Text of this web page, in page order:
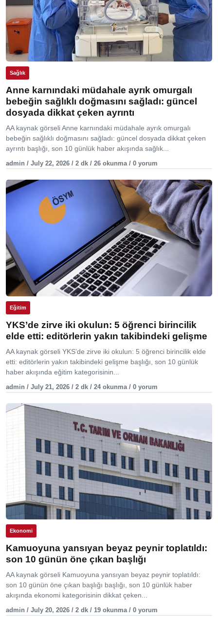
Sağlık
Anne karnındaki müdahale ayrık omurgalı
bebeğin sağlıklı doğmasını sağladı: güncel
dosyada dikkat çeken ayrıntı
AA kaynak görseli Anne karnındaki müdahale ayrık omurgalı
bebeğin sağlıklı doğmasını sağladı: güncel dosyada dikkat çeken
ayrıntı başlığı, son 10 günlük haber akışında sağlık...
admin / July 22, 2026 / 2 dk / 26 okunma / 0 yorum
Eğitim
YKS’de zirve iki okulun: 5 öğrenci birincilik
elde etti: editörlerin yakın takibindeki gelişme
AA kaynak görseli YKS’de zirve iki okulun: 5 öğrenci birincilik elde
etti: editörlerin yakın takibindeki gelişme başlığı, son 10 günlük
haber akışında eğitim kategorisinin...
admin / July 21, 2026 / 2 dk / 24 okunma / 0 yorum
Ekonomi
Kamuoyuna yansıyan beyaz peynir toplatıldı:
son 10 günün öne çıkan başlığı
AA kaynak görseli Kamuoyuna yansıyan beyaz peynir toplatıldı:
son 10 günün öne çıkan başlığı başlığı, son 10 günlük haber
akışında ekonomi kategorisinin dikkat çeken...
admin / July 20, 2026 / 2 dk / 19 okunma / 0 yorum